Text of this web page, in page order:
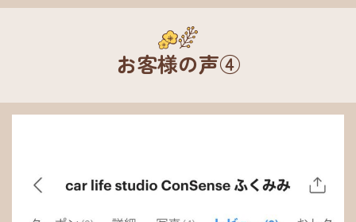
お客様の声④